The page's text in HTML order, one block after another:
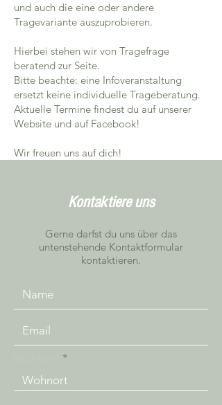
und auch die eine oder andere
Tragevariante auszuprobieren.
Hierbei stehen wir von Tragefrage
beratend zur Seite.
Bitte beachte: eine Infoveranstaltung
ersetzt keine individuelle Trageberatung.
Aktuelle Termine findest du auf unserer
Website und auf Facebook!
Wir freuen uns auf dich!
Kontaktiere uns
Gerne darfst du uns über das
untenstehende Kontaktformular
kontaktieren.